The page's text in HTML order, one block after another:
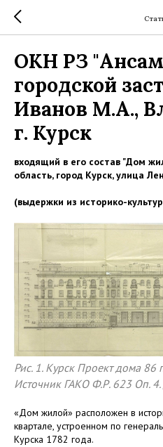
ОКН РЗ
городской
Иванов М.А.,
г. Курск
входящий в его состав "Дом
область, город Курск, улица
(выдержки из историко-
Рис. 1. Курск Проект дома 86
Источник ГАКО Ф.Р. 623 Оп.
«Дом жилой» расположен в
квартале, устроенном по
Курска 1782 года.